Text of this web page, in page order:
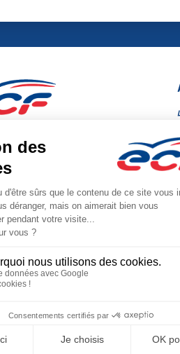
Note : 4.9/5
Moyenne calculée sur 94 avis